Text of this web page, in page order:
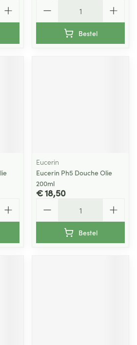
Bestel
Eucerin
Eucerin Ph5 Douche Olie
200ml
€ 18,50
Bestel